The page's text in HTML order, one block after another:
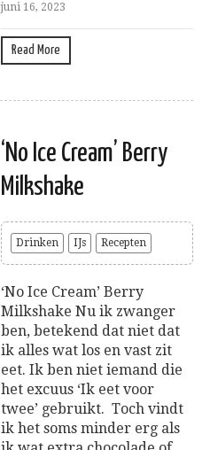
juni 16, 2023
Read More
‘No Ice Cream’ Berry
Milkshake
Drinken IJs Recepten
‘No Ice Cream’ Berry
Milkshake Nu ik zwanger
ben, betekend dat niet dat
ik alles wat los en vast zit
eet. Ik ben niet iemand die
het excuus ‘Ik eet voor
twee’ gebruikt. Toch vindt
ik het soms minder erg als